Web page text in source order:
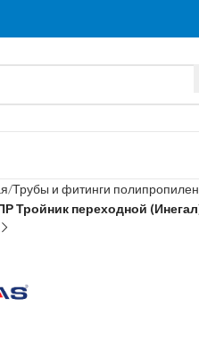
Трубы и фитинги
Тройник переходной